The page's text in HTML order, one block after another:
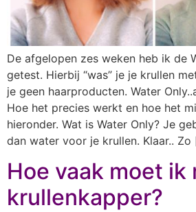
De afgelopen zes weken heb ik de
getest. Hierbij “was” je je krullen
je geen haarproducten. Water
Hoe het precies werkt en hoe het
hieronder. Wat is Water Only? Je
dan water voor je krullen. Klaar..
Hoe vaak moet ik
krullenkapper?